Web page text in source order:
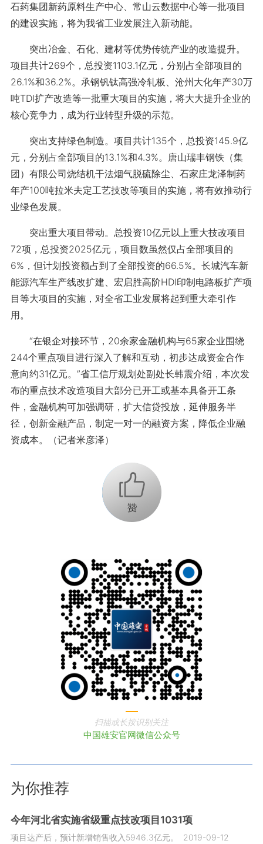
石药集团新药原料生产中心、常山云数据中心等一批项目
的建设实施，将为我省工业发展注入新动能。
突出冶金、石化、建材等优势传统产业的改造提升。
项目共计269个，总投资1103.1亿元，分别占全部项目的
26.1%和36.2%。承钢钒钛高强冷轧板、沧州大化年产30万
吨TDI扩产改造等一批重大项目的实施，将大大提升企业的
核心竞争力，成为行业转型升级的示范。
突出支持绿色制造。项目共计135个，总投资145.9亿
元，分别占全部项目的13.1%和4.3%。唐山瑞丰钢铁（集
团）有限公司烧结机干法烟气脱硫除尘、石家庄龙泽制药
年产100吨拉米夫定工艺技改等项目的实施，将有效推动行
业绿色发展。
突出重大项目带动。总投资10亿元以上重大技改项目
72项，总投资2025亿元，项目数虽然仅占全部项目的
6%，但计划投资额占到了全部投资的66.5%。长城汽车新
能源汽车生产线改扩建、宏启胜高阶HDI印制电路板扩产项
目等大项目的实施，对全省工业发展将起到重大牵引作
用。
“在银企对接环节，20余家金融机构与65家企业围绕
244个重点项目进行深入了解和互动，初步达成资金合作
意向约31亿元。”省工信厅规划处副处长韩震介绍，本次发
布的重点技术改造项目大部分已开工或基本具备开工条
件，金融机构可加强调研，扩大信贷投放，延伸服务半
径，创新金融产品，制定一对一的融资方案，降低企业融
资成本。（记者米彦泽）
+1
扫描或长按识别关注
中国雄安官网微信公众号
为你推荐
今年河北省实施省级重点技改项目1031项
项目达产后，预计新增销售收入5946.3亿元。
2019-09-12